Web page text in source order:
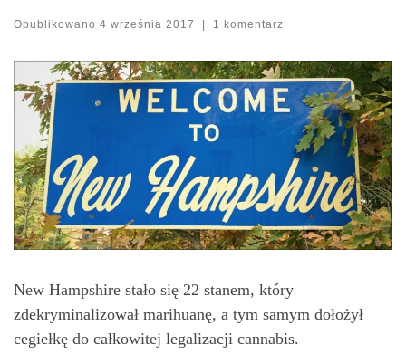
Opublikowano 4 września 2017 | 1 komentarz
New Hampshire stało się 22 stanem, który
zdekryminalizował marihuanę, a tym samym dołożył
cegiełkę do całkowitej legalizacji cannabis.